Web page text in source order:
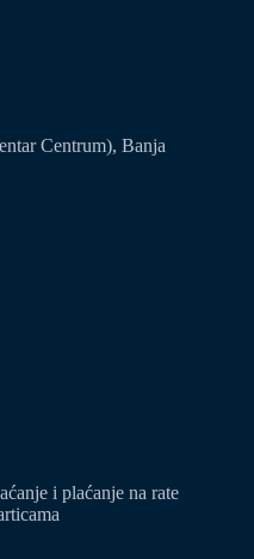
Centrum), Banja
i plaćanje na rate